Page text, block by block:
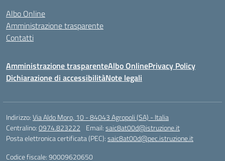
Albo Online
Amministrazione trasparente
Contatti
Amministrazione trasparenteAlbo OnlinePrivacy Policy
Dichiarazione di accessibilitàNote legali
Indirizzo:Via Aldo Moro, 10 - 84043 Agropoli (SA) - Italia
Centralino:0974.823222 Email:saic8at00d@istruzione.it
Posta elettronica certificata (PEC):saic8at00d@pec.istruzione.it
Codice fiscale: 90009620650